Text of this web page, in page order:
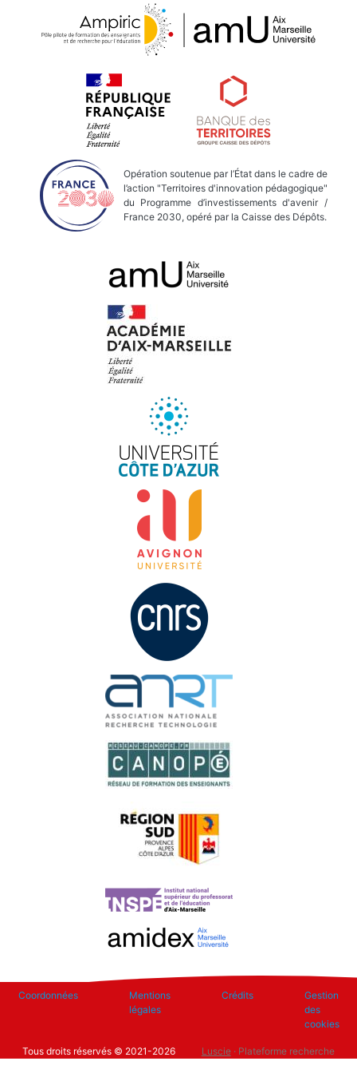
Opération soutenue par l’État dans le cadre de
l’action "Territoires d'innovation pédagogique"
du Programme d’investissements d'avenir /
France 2030, opéré par la Caisse des Dépôts.
Coordonnées
Mentions
légales
Crédits
Gestion
des
cookies
Tous droits réservés © 2021-2026 Luscie· Plateforme recherche